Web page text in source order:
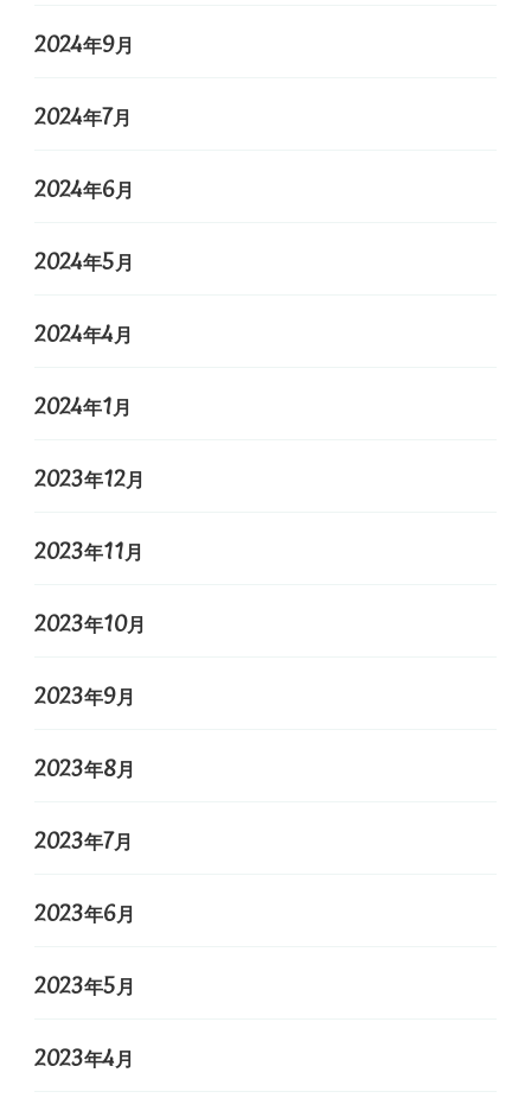
2024年9月
2024年7月
2024年6月
2024年5月
2024年4月
2024年1月
2023年12月
2023年11月
2023年10月
2023年9月
2023年8月
2023年7月
2023年6月
2023年5月
2023年4月